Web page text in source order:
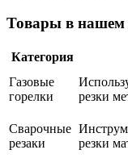
Товары в нашем
Категория
Газовые
горелки
резки
Сварочные
резаки
резки